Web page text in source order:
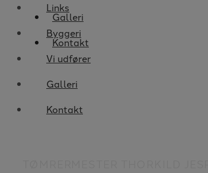
Galleri
Kontakt
Links
Byggeri
Vi udfører
Galleri
Kontakt